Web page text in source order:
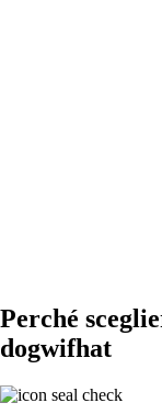
Perché
dogwifhat